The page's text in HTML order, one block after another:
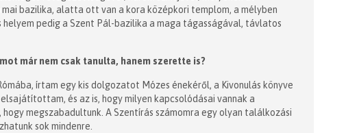
bazilika, alatta ott van a kora középkori templom, a mélyben
pedig a Szent Pál-bazilika a maga tágasságával, távlatos
már nem csak tanulta, hanem szerette is?
írtam egy kis dolgozatot Mózes énekéről, a Kivonulás könyve
és az is, hogy milyen kapcsolódásai vannak a
megszabadultunk. A Szentírás számomra egy olyan találkozási
sok mindenre.